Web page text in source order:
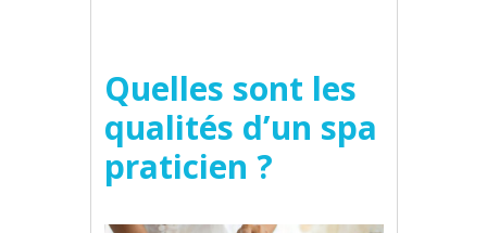
Quelles sont les
qualités d’un spa
praticien ?